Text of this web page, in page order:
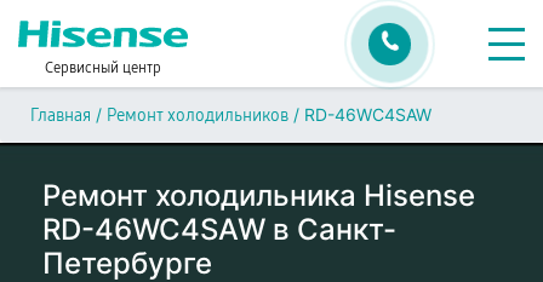
Сервисный центр
Главная / Ремонт холодильников / RD-46WC4SAW
Ремонт холодильника Hisense
RD-46WC4SAW в Санкт-
Петербурге